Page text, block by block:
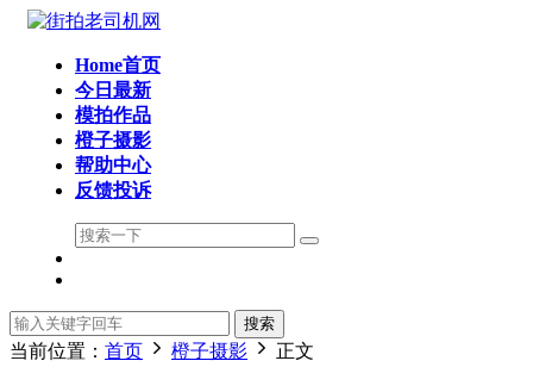
Home首页
今日最新
模拍作品
橙子摄影
帮助中心
反馈投诉
搜索
当前位置： 首页 橙子摄影 正文